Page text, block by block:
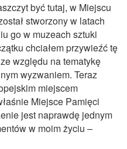
być tutaj, w Miejscu
stworzony w latach
go w muzeach sztuki
chciałem przywieźć tę
względu na tematykę
wyzwaniem. Teraz
miejscem
Miejsce Pamięci
jest naprawdę jednym
w moim życiu –